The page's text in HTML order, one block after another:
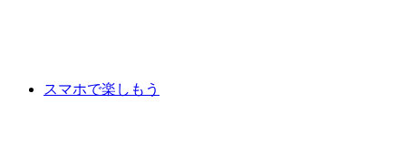
スマホで楽しもう